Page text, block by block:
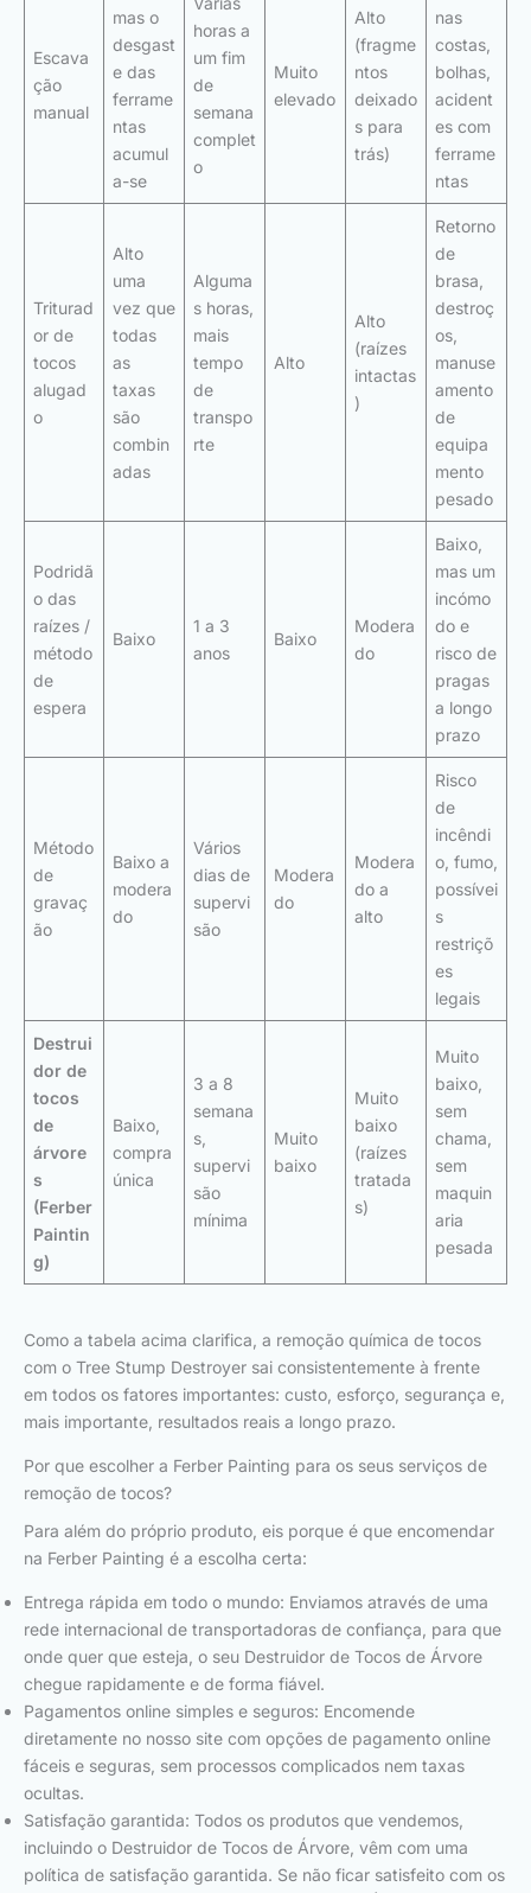
Escava
ção
manual
mas o
desgast
e das
ferrame
ntas
acumul
a-se
horas a
um fim
de
semana
complet
o
Muito
elevado
Alto
(fragme
ntos
deixado
s para
trás)
nas
costas,
bolhas,
acident
es com
ferrame
ntas
Triturad
or de
tocos
alugad
o
Alto
uma
vez que
todas
as
taxas
são
combin
adas
Alguma
s horas,
mais
tempo
de
transpo
rte
Alto
Alto
(raízes
intactas
)
Retorno
de
brasa,
destroç
os,
manuse
amento
de
equipa
mento
pesado
Podridã
o das
raízes /
método
de
espera
Baixo
1 a 3
anos
Baixo
Modera
do
Baixo,
mas um
incómo
do e
risco de
pragas
a longo
prazo
Método
de
gravaç
ão
Baixo a
modera
do
Vários
dias de
supervi
são
Modera
do
Modera
do a
alto
Risco
de
incêndi
o, fumo,
possívei
s
restriçõ
es
legais
Destrui
dor de
tocos
de
árvore
s
(Ferber
Paintin
g)
Baixo,
compra
única
3 a 8
semana
s,
supervi
são
mínima
Muito
baixo
Muito
baixo
(raízes
tratada
s)
Muito
baixo,
sem
chama,
sem
maquin
aria
pesada
Como a tabela acima clarifica, a remoção química de tocos
com o Tree Stump Destroyer sai consistentemente à frente
em todos os fatores importantes: custo, esforço, segurança e,
mais importante, resultados reais a longo prazo.
Por que escolher a Ferber Painting para os seus serviços de
remoção de tocos?
Para além do próprio produto, eis porque é que encomendar
na Ferber Painting é a escolha certa:
Entrega rápida em todo o mundo: Enviamos através de uma
rede internacional de transportadoras de confiança, para que
onde quer que esteja, o seu Destruidor de Tocos de Árvore
chegue rapidamente e de forma fiável.
Pagamentos online simples e seguros: Encomende
diretamente no nosso site com opções de pagamento online
fáceis e seguras, sem processos complicados nem taxas
ocultas.
Satisfação garantida: Todos os produtos que vendemos,
incluindo o Destruidor de Tocos de Árvore, vêm com uma
política de satisfação garantida. Se não ficar satisfeito com os